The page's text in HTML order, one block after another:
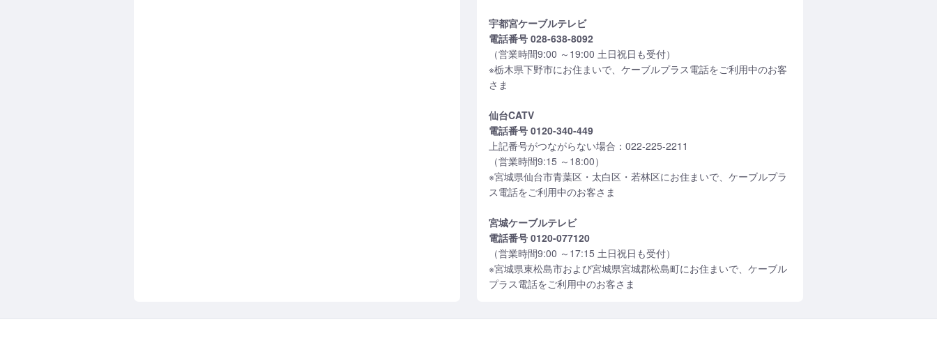
宇都宮ケーブルテレビ
電話番号 028-638-8092
（営業時間9:00 ～19:00 土日祝日も受付）
※栃木県下野市にお住まいで、ケーブルプラス電話をご利用中のお客
さま
仙台CATV
電話番号 0120-340-449
上記番号がつながらない場合：022-225-2211
（営業時間9:15 ～18:00）
※宮城県仙台市青葉区・太白区・若林区にお住まいで、ケーブルプラ
ス電話をご利用中のお客さま
宮城ケーブルテレビ
電話番号 0120-077120
（営業時間9:00 ～17:15 土日祝日も受付）
※宮城県東松島市および宮城県宮城郡松島町にお住まいで、ケーブル
プラス電話をご利用中のお客さま